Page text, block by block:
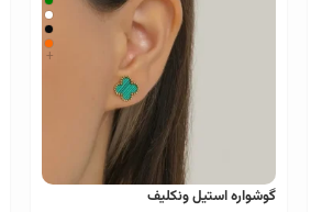
+
گوشواره استیل ونکلیف